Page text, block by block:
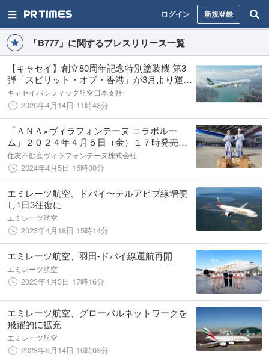
ログイン 新規登録
「B777」に関するプレスリリース一覧
【キャセイ】創立80周年記念特別塗装機 第3
弾「スピリット・オブ・香港」が3月より運航
開始
キャセイパシフィック航空日本支社
2026年4月14日 11時43分
「ＡＮＡ×ヴィラフォンテーヌ コラボルー
ム」２０２４年４月５日（金）１７時発売。
航空整備士が作った「アップサイクル品」な
どＡＮＡの魅力を実物で体感。／共同リリー
ス
住友不動産ヴィラフォンテーヌ株式会社
2024年4月5日 16時00分
エミレーツ航空、ドバイ〜テルアビブ線増便
し1日3往復に
エミレーツ航空
2023年4月18日 15時14分
エミレーツ航空、羽田-ドバイ線運航再開
エミレーツ航空
2023年4月3日 17時16分
エミレーツ航空、グローバルネットワークを
飛躍的に拡充
エミレーツ航空
2023年3月14日 16時03分